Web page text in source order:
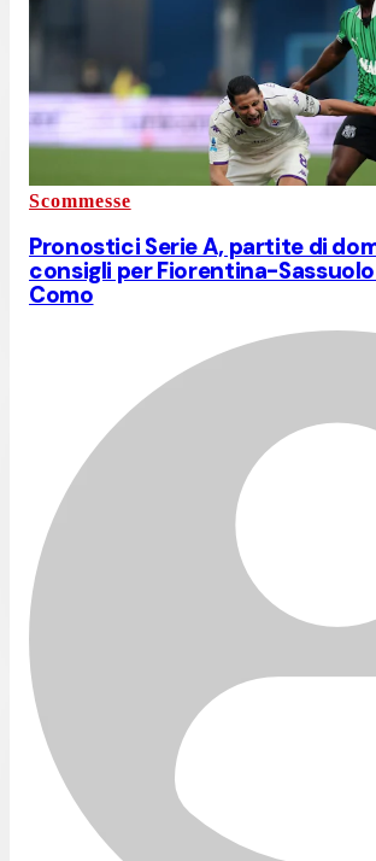
Scommesse
Pronostici Serie A, partite di
consigli per Fiorentina-
Como